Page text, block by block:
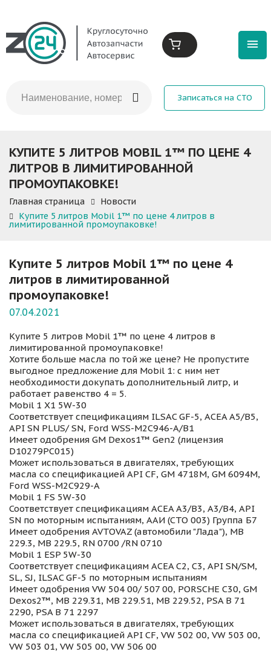
Записаться на СТО
КУПИТЕ 5 ЛИТРОВ MOBIL 1™ ПО ЦЕНЕ 4
ЛИТРОВ В ЛИМИТИРОВАННОЙ
ПРОМОУПАКОВКЕ!
Главная страница
Новости
Купите 5 литров Mobil 1™ по цене 4 литров в
лимитированной промоупаковке!
Купите 5 литров Mobil 1™ по цене 4
литров в лимитированной
промоупаковке!
07.04.2021
Купите 5 литров Mobil 1™ по цене 4 литров в
лимитированной промоупаковке!
Хотите больше масла по той же цене? Не пропустите
выгодное предложение для Mobil 1: с ним нет
необходимости докупать дополнительный литр, и
работает равенство 4 = 5.
Mobil 1 X1 5W-30
Соответствует спецификациям ILSAC GF-5, ACEA A5/B5,
API SN PLUS/ SN, Ford WSS-M2C946-A/B1
Имеет одобрения GM Dexos1™ Gen2 (лицензия
D10279РС015)
Может использоваться в двигателях, требующих
масла со спецификацией API CF, GM 4718M, GM 6094M,
Ford WSS-M2C929-A
Mobil 1 FS 5W-30
Соответствует спецификациям ACEA A3/B3, A3/B4, API
SN по моторным испытаниям, ААИ (СТО 003) Группа Б7
Имеет одобрения AVTOVAZ (автомобили "Лада"), MB
229.3, MB 229.5, RN 0700 /RN 0710
Mobil 1 ESP 5W-30
Соответствует спецификациям ACEA C2, C3, API SN/SM,
SL, SJ, ILSAC GF-5 по моторным испытаниям
Имеет одобрения VW 504 00/ 507 00, PORSCHE C30, GM
Dexos2™, MB 229.31, MB 229.51, MB 229.52, PSA B 71
2290, PSA B 71 2297
Может использоваться в двигателях, требующих
масла со спецификацией API CF, VW 502 00, VW 503 00,
VW 503 01, VW 505 00, VW 506 00